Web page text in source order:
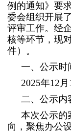
例的通知》要
委会组织开展
评审工作。经
核等环节，现
件）。
一、公示时
2025年12 月
二、公示内
本次公示的
向，聚焦办公